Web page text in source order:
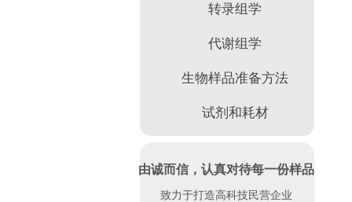
由诚而信，认真对待每一份样品
致力于打造高科技民营企业
转录组学
代谢组学
生物样品准备方法
试剂和耗材